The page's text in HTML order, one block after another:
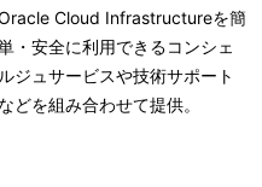
Cloud Infrastructureを簡
・安全に利用できるコンシェ
ルジュサービスや技術サポート
などを組み合わせて提供。